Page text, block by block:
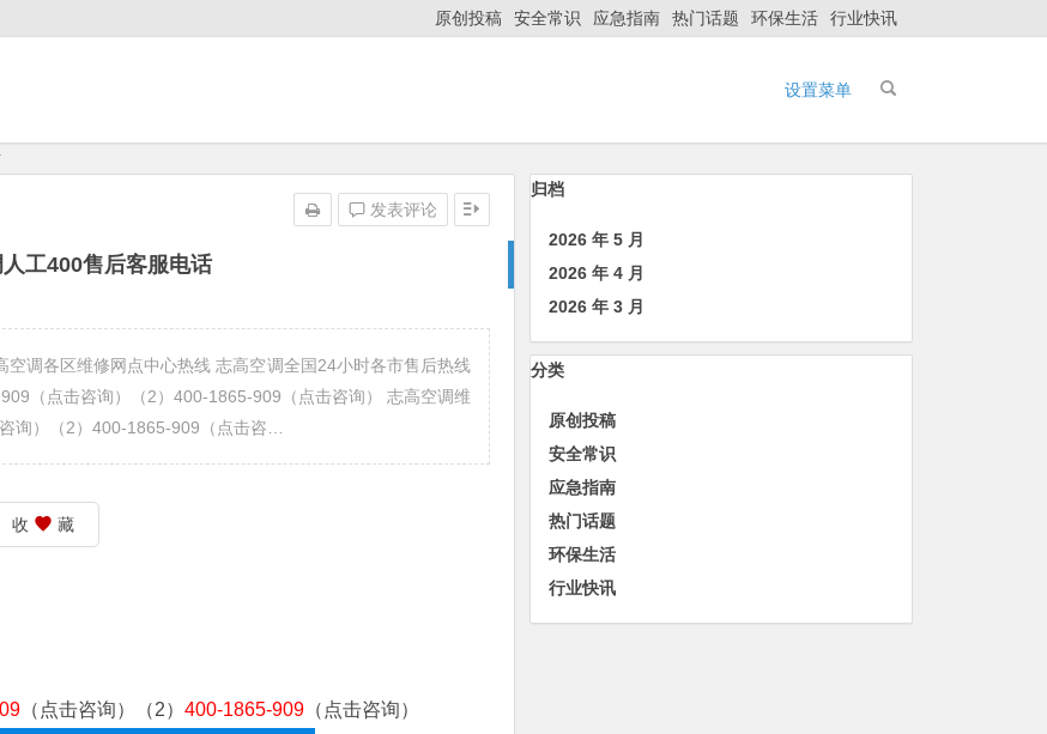
原创投稿 安全常识 应急指南 热门话题 环保生活 行业快讯
设置菜单
工400售后客服电话
发表评论
调各区维修网点中心热线 志高空调全国24小时各市售后热线
（点击咨询）（2）400-1865-909（点击咨询） 志高空调维
询）（2）400-1865-909（点击咨…
收 藏
（点击咨询）（2） 400-1865-909 （点击咨询）
归档
2026 年 5 月
2026 年 4 月
2026 年 3 月
分类
原创投稿
安全常识
应急指南
热门话题
环保生活
行业快讯